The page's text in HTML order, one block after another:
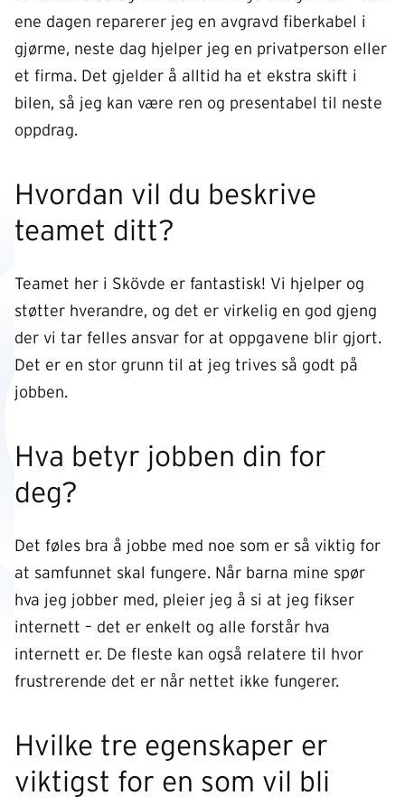
ene dagen reparerer jeg en avgravd fiberkabel i
gjørme, neste dag hjelper jeg en privatperson eller
et firma. Det gjelder å alltid ha et ekstra skift i
bilen, så jeg kan være ren og presentabel til neste
oppdrag.
Hvordan vil du beskrive
teamet ditt?
Teamet her i Skövde er fantastisk! Vi hjelper og
støtter hverandre, og det er virkelig en god gjeng
der vi tar felles ansvar for at oppgavene blir gjort.
Det er en stor grunn til at jeg trives så godt på
jobben.
Hva betyr jobben din for
deg?
Det føles bra å jobbe med noe som er så viktig for
at samfunnet skal fungere. Når barna mine spør
hva jeg jobber med, pleier jeg å si at jeg fikser
internett – det er enkelt og alle forstår hva
internett er. De fleste kan også relatere til hvor
frustrerende det er når nettet ikke fungerer.
Hvilke tre egenskaper er
viktigst for en som vil bli